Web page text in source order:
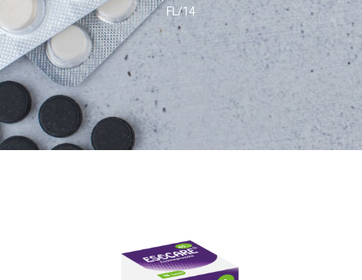
FL/14